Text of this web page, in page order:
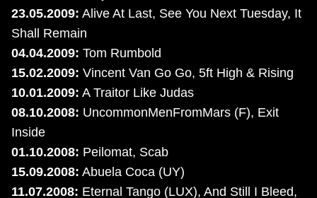
23.05.2009: Alive At Last, See You Next Tuesday, It
Shall Remain
04.04.2009: Tom Rumbold
15.02.2009: Vincent Van Go Go, 5ft High & Rising
10.01.2009: A Traitor Like Judas
08.10.2008: UncommonMenFromMars (F), Exit
Inside
01.10.2008: Peilomat, Scab
15.09.2008: Abuela Coca (UY)
11.07.2008: Eternal Tango (LUX), And Still I Bleed,